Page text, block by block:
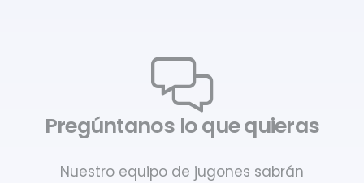
Pregúntanos lo que quieras
Nuestro equipo de jugones sabrán